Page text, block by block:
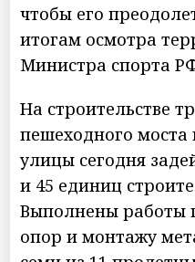
чтобы его
итогам осмотра
Министра спорта
На строительстве
пешеходного моста
улицы сегодня
и 45 единиц
Выполнены работы
опор и монтажу